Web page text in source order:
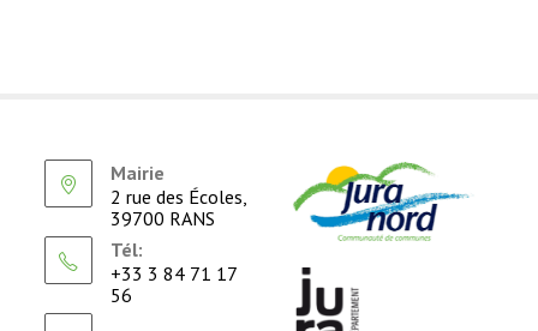
Mairie
2 rue des Écoles,
39700 RANS
Tél:
+33 3 84 71 17
56